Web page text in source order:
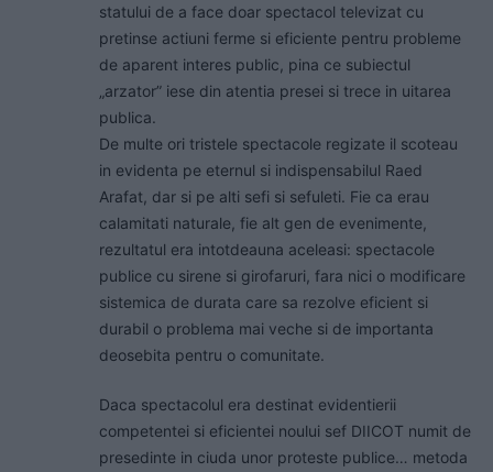
statului de a face doar spectacol televizat cu
pretinse actiuni ferme si eficiente pentru probleme
de aparent interes public, pina ce subiectul
„arzator” iese din atentia presei si trece in uitarea
publica.
De multe ori tristele spectacole regizate il scoteau
in evidenta pe eternul si indispensabilul Raed
Arafat, dar si pe alti sefi si sefuleti. Fie ca erau
calamitati naturale, fie alt gen de evenimente,
rezultatul era intotdeauna aceleasi: spectacole
publice cu sirene si girofaruri, fara nici o modificare
sistemica de durata care sa rezolve eficient si
durabil o problema mai veche si de importanta
deosebita pentru o comunitate.
Daca spectacolul era destinat evidentierii
competentei si eficientei noului sef DIICOT numit de
presedinte in ciuda unor proteste publice… metoda